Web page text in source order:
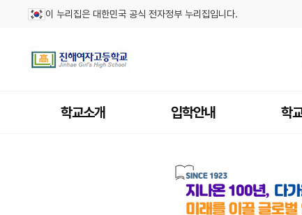
이 누리집은 대한민국 공식 전자정부 누리집입니다.
학교소개 입학안내 학